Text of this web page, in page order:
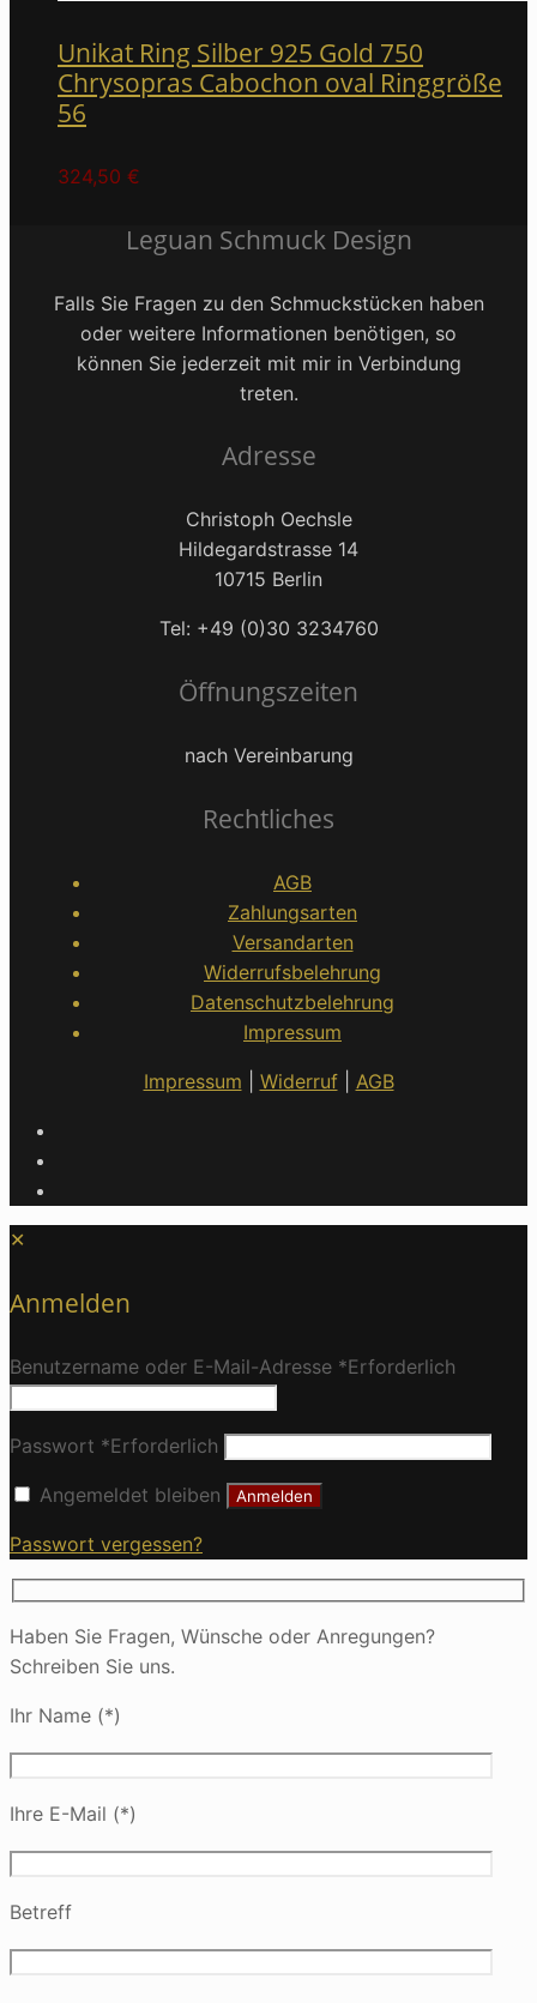
Unikat Ring Silber 925 Gold 750
Chrysopras Cabochon oval Ringgröße
56
324,50 €
Leguan Schmuck Design
Falls Sie Fragen zu den Schmuckstücken haben
oder weitere Informationen benötigen, so
können Sie jederzeit mit mir in Verbindung
treten.
Adresse
Christoph Oechsle
Hildegardstrasse 14
10715 Berlin
Tel: +49 (0)30 3234760
Öffnungszeiten
nach Vereinbarung
Rechtliches
AGB
Zahlungsarten
Versandarten
Widerrufsbelehrung
Datenschutzbelehrung
Impressum
Impressum Widerruf| AGB
✕
Anmelden
Benutzername oder E-Mail-Adresse *Erforderlich
Passwort *Erforderlich
Angemeldet bleiben Anmelden
Passwort vergessen?
Haben Sie Fragen, Wünsche oder Anregungen?
Schreiben Sie uns.
Ihr Name (*)
Ihre E-Mail (*)
Betreff